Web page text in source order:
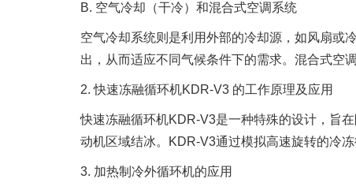
B. 空气冷却（干冷）和混合式空调系统
空气冷却系统则是利用外部的冷却源，如风扇或
出，从而适应不同气候条件下的需求。混合式空
2. 快速冻融循环机KDR-V3 的工作原理及应用
快速冻融循环机KDR-V3是一种特殊的设计，旨
动机区域结冰。KDR-V3通过模拟高速旋转的冷
3. 加热制冷外循环机的应用